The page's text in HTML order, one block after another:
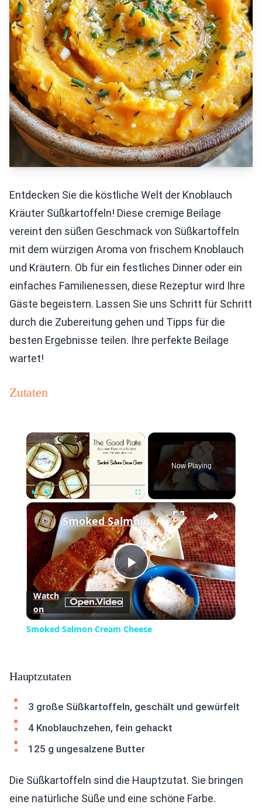
Entdecken Sie die köstliche Welt der Knoblauch
Kräuter Süßkartoffeln! Diese cremige Beilage
vereint den süßen Geschmack von Süßkartoffeln
mit dem würzigen Aroma von frischem Knoblauch
und Kräutern. Ob für ein festliches Dinner oder ein
einfaches Familienessen, diese Rezeptur wird Ihre
Gäste begeistern. Lassen Sie uns Schritt für Schritt
durch die Zubereitung gehen und Tipps für die
besten Ergebnisse teilen. Ihre perfekte Beilage
wartet!
Zutaten
×
Fullscreen
Now Playing
×
Play
Video
Smoked Salmon Cream Cheese
Watch
on
Smoked Salmon Cream Cheese
Hauptzutaten
3 große Süßkartoffeln, geschält und gewürfelt
4 Knoblauchzehen, fein gehackt
125 g ungesalzene Butter
Die Süßkartoffeln sind die Hauptzutat. Sie bringen
eine natürliche Süße und eine schöne Farbe.